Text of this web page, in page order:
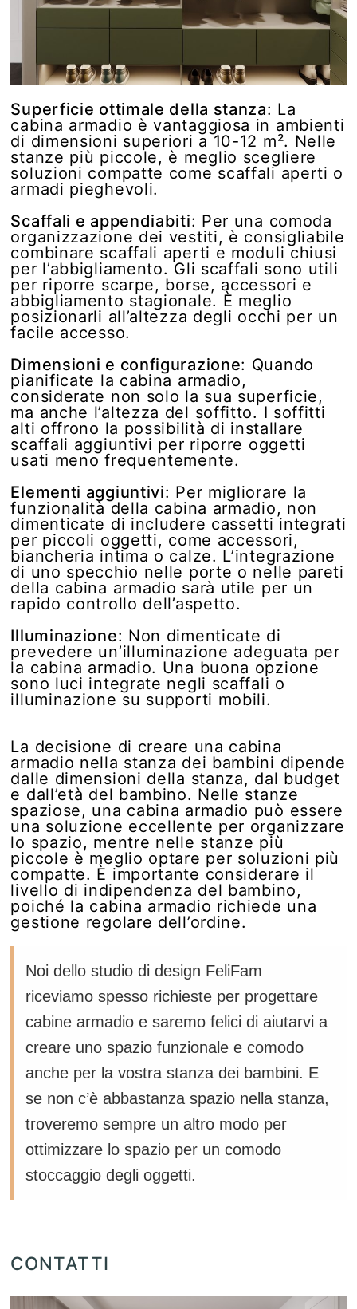
Superficie ottimale della stanza: La
cabina armadio è vantaggiosa in ambienti
di dimensioni superiori a 10-12 m². Nelle
stanze più piccole, è meglio scegliere
soluzioni compatte come scaffali aperti o
armadi pieghevoli.
Scaffali e appendiabiti: Per una comoda
organizzazione dei vestiti, è consigliabile
combinare scaffali aperti e moduli chiusi
per l’abbigliamento. Gli scaffali sono utili
per riporre scarpe, borse, accessori e
abbigliamento stagionale. È meglio
posizionarli all’altezza degli occhi per un
facile accesso.
Dimensioni e configurazione: Quando
pianificate la cabina armadio,
considerate non solo la sua superficie,
ma anche l’altezza del soffitto. I soffitti
alti offrono la possibilità di installare
scaffali aggiuntivi per riporre oggetti
usati meno frequentemente.
Elementi aggiuntivi: Per migliorare la
funzionalità della cabina armadio, non
dimenticate di includere cassetti integrati
per piccoli oggetti, come accessori,
biancheria intima o calze. L’integrazione
di uno specchio nelle porte o nelle pareti
della cabina armadio sarà utile per un
rapido controllo dell’aspetto.
Illuminazione: Non dimenticate di
prevedere un’illuminazione adeguata per
la cabina armadio. Una buona opzione
sono luci integrate negli scaffali o
illuminazione su supporti mobili.
La decisione di creare una cabina
armadio nella stanza dei bambini dipende
dalle dimensioni della stanza, dal budget
e dall’età del bambino. Nelle stanze
spaziose, una cabina armadio può essere
una soluzione eccellente per organizzare
lo spazio, mentre nelle stanze più
piccole è meglio optare per soluzioni più
compatte. È importante considerare il
livello di indipendenza del bambino,
poiché la cabina armadio richiede una
gestione regolare dell’ordine.
Noi dello studio di design FeliFam
riceviamo spesso richieste per progettare
cabine armadio e saremo felici di aiutarvi a
creare uno spazio funzionale e comodo
anche per la vostra stanza dei bambini. E
se non c’è abbastanza spazio nella stanza,
troveremo sempre un altro modo per
ottimizzare lo spazio per un comodo
stoccaggio degli oggetti.
CONTATTI